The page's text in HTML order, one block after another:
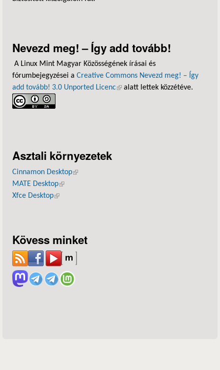
Nevezd meg! – Így add tovább!
A Linux Mint Magyar Közösségének írásai és
fórumbejegyzései a Creative Commons Nevezd meg! – Így
add tovább! 3.0 Unported Licenc(külső hivatkozás)
alatt lettek közzétéve.
Asztali környezetek
Cinnamon Desktop(külső hivatkozás)
MATE Desktop(külső hivatkozás)
Xfce Desktop(külső hivatkozás)
Kövess minket